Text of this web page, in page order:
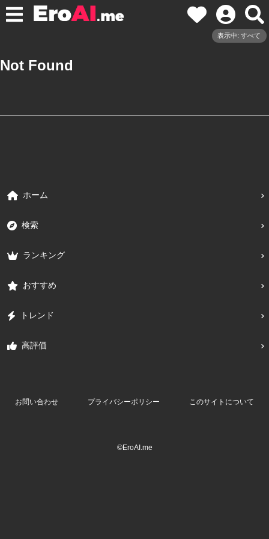
表示中: すべて
Not Found
ホーム
検索
ランキング
おすすめ
トレンド
高評価
お問い合わせ プライバシーポリシー このサイトについて
©EroAI.me